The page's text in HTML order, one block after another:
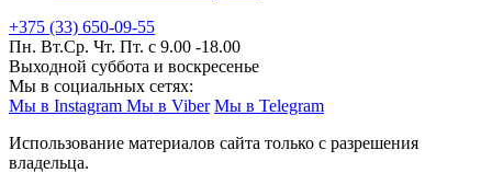
+375 (33) 650-09-55
Пн. Вт.Ср. Чт. Пт. с 9.00 -18.00
Выходной суббота и воскресенье
Мы в социальных сетях:
Мы в Instagram Мы в Viber Мы в Telegram
Использование материалов сайта только с разрешения
владельца.